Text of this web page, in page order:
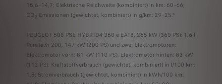
15,6–14,7; Elektrische Reichweite (kombiniert) in km: 60–66;
CO2-Emissionen (gewichtet, kombiniert) in g/km: 29–25.*
PEUGEOT 508 PSE HYBRID4 360 e-EAT8, 265 kW (360 PS): 1.6 l
PureTech 200, 147 kW (200 PS) und zwei Elektromotoren:
Elektromotor vorn: 81 kW (110 PS), Elektromotor hinten: 83 kW
(112 PS): Kraftstoffverbrauch (gewichtet, kombiniert) in l/100 km:
1,8; Stromverbrauch (gewichtet, kombiniert) in kWh/100 km: